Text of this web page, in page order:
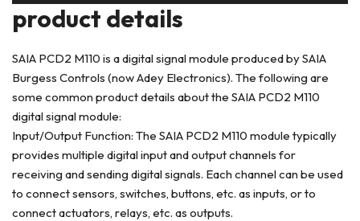
product details
SAIA PCD2 M110 is a digital signal module produced by SAIA
Burgess Controls (now Adey Electronics). The following are
some common product details about the SAIA PCD2 M110
digital signal module:
Input/Output Function: The SAIA PCD2 M110 module typically
provides multiple digital input and output channels for
receiving and sending digital signals. Each channel can be used
to connect sensors, switches, buttons, etc. as inputs, or to
connect actuators, relays, etc. as outputs.